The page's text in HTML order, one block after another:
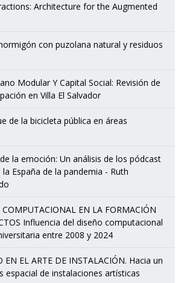
Architecture for the Augmented
con puzolana natural y residuos
Modular Y Capital Social: Revisión de
en Villa El Salvador
de la bicicleta pública en áreas
de la emoción: Un análisis de los pódcast
España de la pandemia - Ruth
COMPUTACIONAL EN LA FORMACIÓN
Influencia del diseño computacional
entre 2008 y 2024
EN EL ARTE DE INSTALACIÓN. Hacia un
espacial de instalaciones artísticas